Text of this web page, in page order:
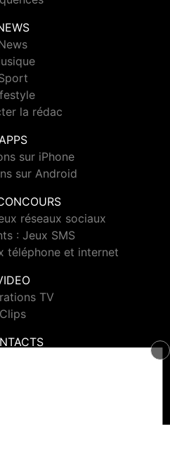
la rédac
sur iPhone
sur Android
réseaux sociaux
: Jeux SMS
téléphone et internet
TV
Clips